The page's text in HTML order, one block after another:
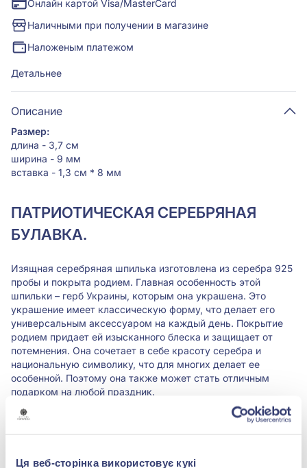
Ця веб-сторінка використовує кукі
Онлайн картой Visa/MasterCard
Наличными при получении в магазине
Наложеным платежом
Детальнее
Описание
Размер:
длина - 3,7 см
ширина - 9 мм
вставка - 1,3 см * 8 мм
ПАТРИОТИЧЕСКАЯ СЕРЕБРЯНАЯ
БУЛАВКА.
Изящная серебряная шпилька изготовлена из серебра 925
пробы и покрыта родием. Главная особенность этой
шпильки – герб Украины, которым она украшена. Это
украшение имеет классическую форму, что делает его
универсальным аксессуаром на каждый день. Покрытие
родием придает ей изысканного блеска и защищает от
потемнения. Она сочетает в себе красоту серебра и
национальную символику, что для многих делает ее
особенной. Поэтому она также может стать отличным
подарком на любой праздник.
Изделие продается в фирменной упаковке «Золотая
королева».
Характеристики